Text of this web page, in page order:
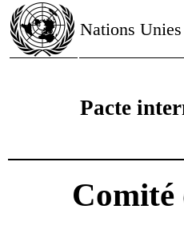
Nations Unies
Pacte
Comité